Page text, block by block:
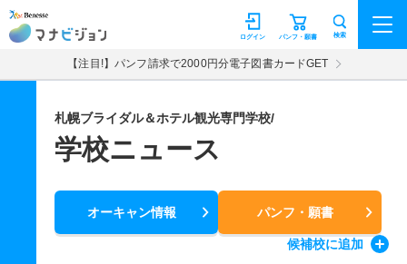
マナビジョン パンフ・願書
ログイン 検索
【注目!】パンフ請求で2000円分電子図書カードGET
札幌ブライダル＆ホテル観光専門学校/
学校ニュース
オーキャン情報 パンフ・願書
候補校に追加